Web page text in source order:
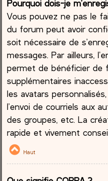
Pourquoi dois-je
Vous pouvez ne pas le
du forum peut avoir
soit nécessaire de
messages. Par ailleurs,
permet de bénéficier de
supplémentaires
les avatars
l’envoi de courriels aux
des groupes, etc. La
rapide et vivement
Haut